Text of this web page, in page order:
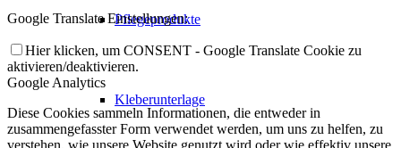
Pflegeprodukte
Kleberunterlage
Google Translate Einstellungen:
Hier klicken, um CONSENT - Google Translate Cookie zu
aktivieren/deaktivieren.
Google Analytics
Diese Cookies sammeln Informationen, die entweder in
zusammengefasster Form verwendet werden, um uns zu helfen, zu
verstehen, wie unsere Website genutzt wird oder wie effektiv unsere